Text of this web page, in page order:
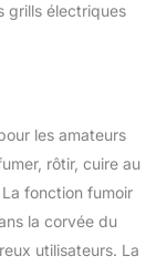
idéal
etc
FOULE:
8
ou une
de 2 kg
grills électriques
les amateurs
rôtir, cuire au
fonction fumoir
la corvée du
utilisateurs. La